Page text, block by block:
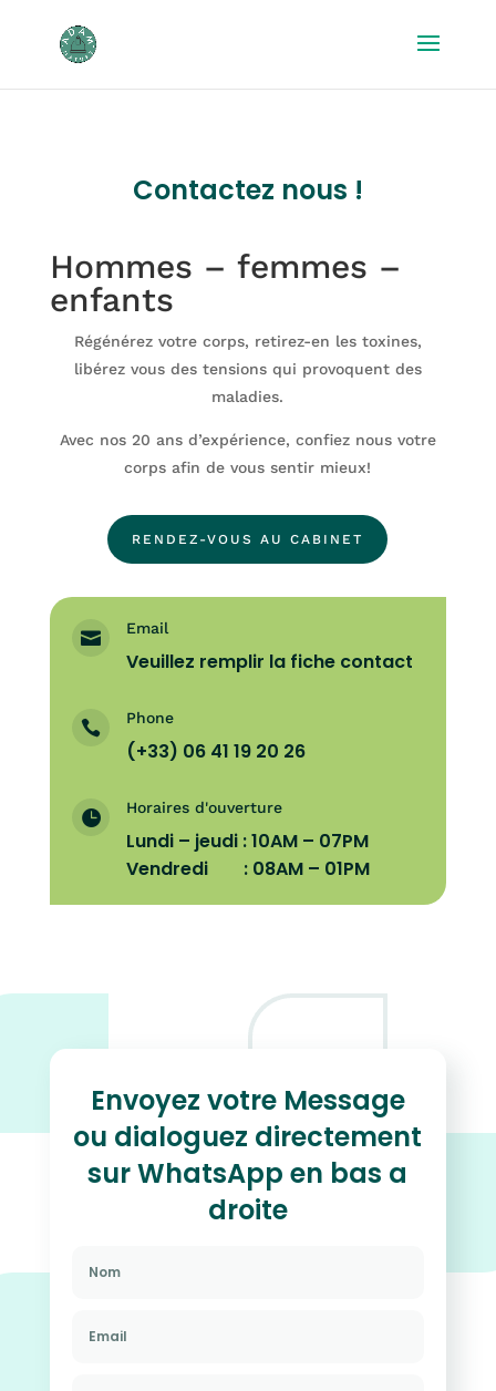
Contactez nous !
Hommes – femmes –
enfants
Régénérez votre corps, retirez-en les toxines,
libérez vous des tensions qui provoquent des
maladies.
Avec nos 20 ans d’expérience, confiez nous votre
corps afin de vous sentir mieux!
RENDEZ-VOUS AU CABINET
 Email
Veuillez remplir la fiche contact
 Phone
(+33) 06 41 19 20 26
 Horaires d'ouverture
Lundi – jeudi : 10AM – 07PM
Vendredi : 08AM – 01PM
Envoyez votre Message
ou dialoguez directement
sur WhatsApp en bas a
droite